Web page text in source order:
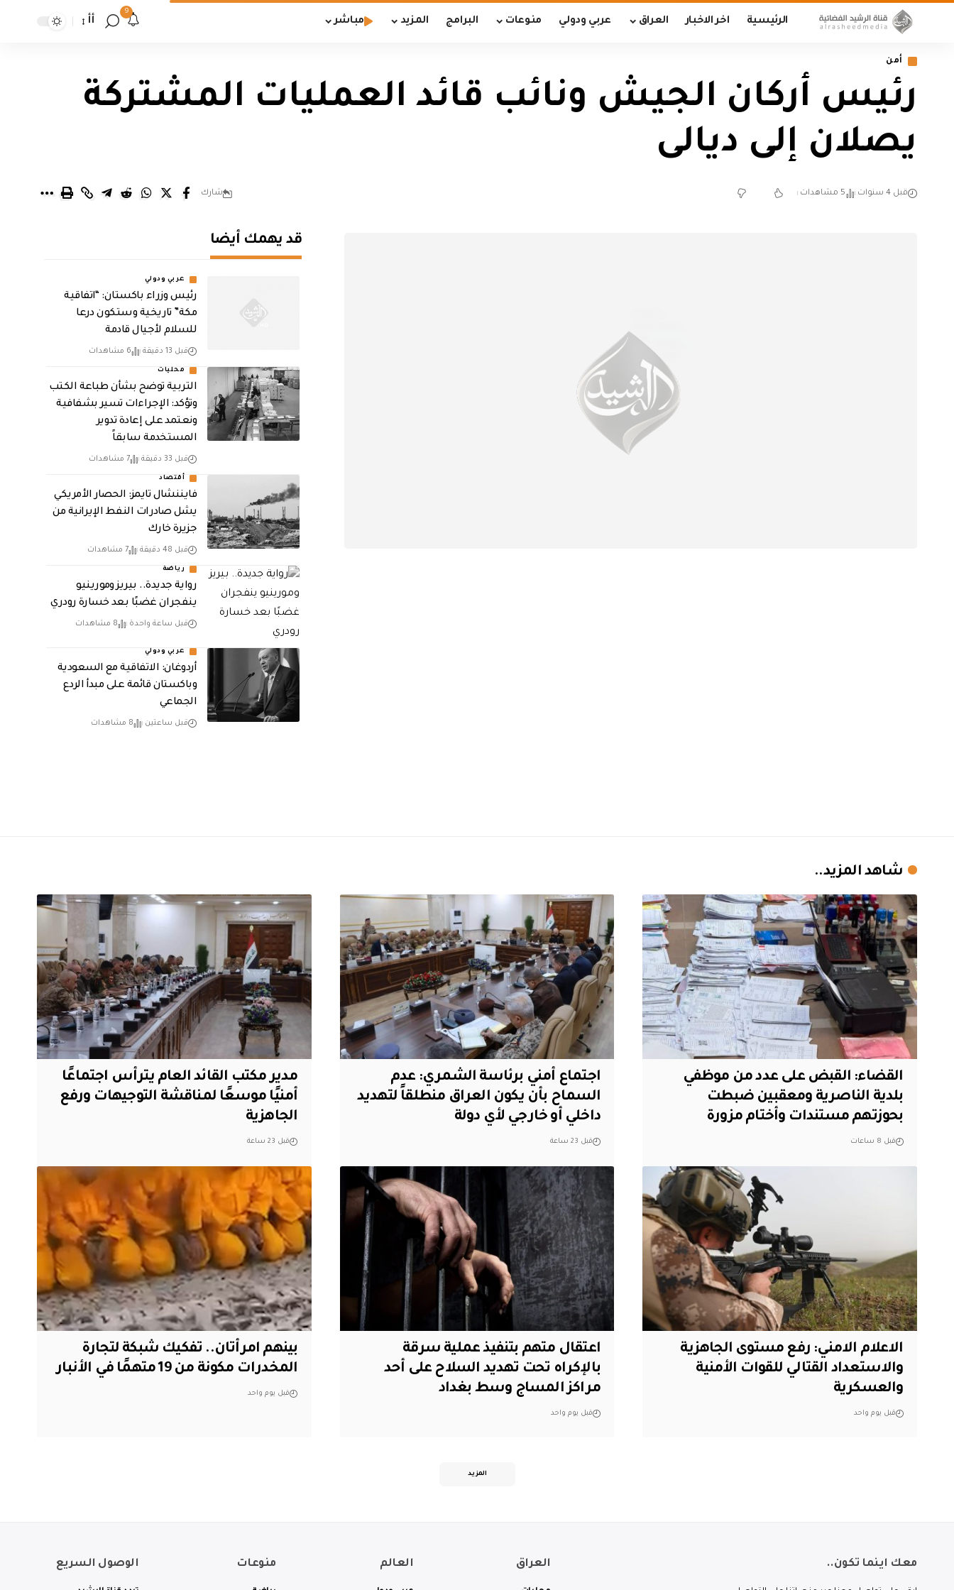
الرئيسية اخر الاخبار العراق عربي ودولي منوعات البرامج المزيد مباشر
9
أأ
أمن
رئيس أركان الجيش ونائب قائد العمليات المشتركة
يصلان إلى ديالى
قبل 4 سنوات 5 مشاهدات شارك
قد يهمك أيضا
عربي ودولي
رئيس وزراء باكستان: “اتفاقية
مكة” تاريخية وستكون درعا
للسلام لأجيال قادمة
قبل 13 دقيقة 6 مشاهدات
محليات
التربية توضح بشأن طباعة الكتب
وتؤكد: الإجراءات تسير بشفافية
ونعتمد على إعادة تدوير
المستخدمة سابقاً
قبل 33 دقيقة 7 مشاهدات
أقتصاد
فايننشال تايمز: الحصار الأمريكي
يشل صادرات النفط الإيرانية من
جزيرة خارك
قبل 48 دقيقة 7 مشاهدات
رياضة
رواية جديدة.. بيريز ومورينيو
ينفجران غضبًا بعد خسارة رودري
قبل ساعة واحدة 8 مشاهدات
عربي ودولي
أردوغان: الاتفاقية مع السعودية
وباكستان قائمة على مبدأ الردع
الجماعي
قبل ساعتين 8 مشاهدات
شاهد المزيد..
القضاء: القبض على عدد من موظفي
بلدية الناصرية ومعقبين ضبطت
بحوزتهم مستندات وأختام مزورة
قبل 8 ساعات
اجتماع أمني برئاسة الشمري: عدم
السماح بأن يكون العراق منطلقاً لتهديد
داخلي أو خارجي لأي دولة
قبل 23 ساعة
مدير مكتب القائد العام يترأس اجتماعًا
أمنيًا موسعًا لمناقشة التوجيهات ورفع
الجاهزية
قبل 23 ساعة
الاعلام الامني: رفع مستوى الجاهزية
والاستعداد القتالي للقوات الأمنية
والعسكرية
قبل يوم واحد
اعتقال متهم بتنفيذ عملية سرقة
بالإكراه تحت تهديد السلاح على أحد
مراكز المساج وسط بغداد
قبل يوم واحد
بينهم امرأتان.. تفكيك شبكة لتجارة
المخدرات مكونة من 19 متهمًا في الأنبار
قبل يوم واحد
المزيد
معك اينما تكون.. العراق العالم منوعات الوصول السريع